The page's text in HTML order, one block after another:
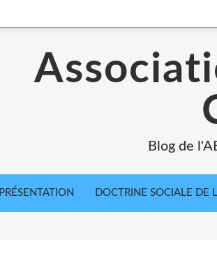
Blog de
PRÉSENTATION DOCTRINE SOCIALE DE